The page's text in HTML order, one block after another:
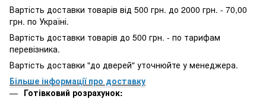
Вартість доставки товарів від 500 грн. до 2000 грн. - 70,00
грн. по Україні.
Вартість доставки товарів до 500 грн. - по тарифам
перевізника.
Вартість доставки "до дверей" уточнюйте у менеджера.
Більше інформації про доставку
Готівковий розрахунок: